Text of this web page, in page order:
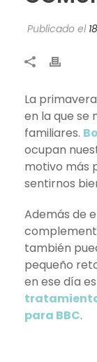
Publicado el
La
en la que se
familiares.
ocupan
motivo más
sentirnos
Además de
también
pequeño
en ese día
para BBC.